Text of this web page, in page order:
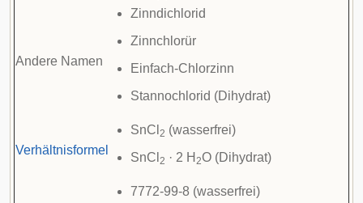
Andere Namen
Zinndichlorid
Zinnchlorür
Einfach-Chlorzinn
Stannochlorid (Dihydrat)
Verhältnisformel
SnCl 2 (wasserfrei)
SnCl 2 · 2 H 2O (Dihydrat)
7772-99-8 (wasserfrei)